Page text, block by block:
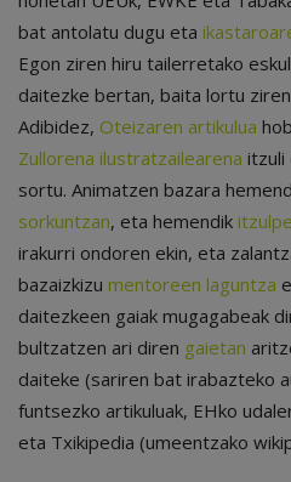
bat antolatu dugu eta
Egon ziren hiru tailerretako
daitezke bertan, baita lortu
Adibidez, Oteizaren artikulua
Zullorena ilustratzailearena itzuli
sortu. Animatzen bazara
sorkuntzan, eta hemendik
irakurri ondoren ekin, eta
bazaizkizu mentoreen laguntza
daitezkeen gaiak mugagabeak
bultzatzen ari diren gaietan
daiteke (sariren bat irabazteko
funtsezko artikuluak, EHko
eta Txikipedia (umeentzako